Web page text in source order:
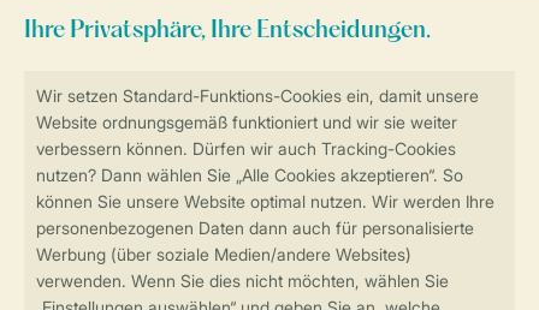
Sicher und schnell zur Online-Buchung
Sichere Datenübertragung
Sicheres Bezahlen